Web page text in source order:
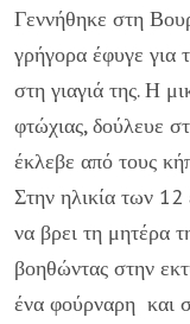
Γεννήθηκε στη
γρήγορα έφυγε για
στη γιαγιά της. Η
φτώχιας, δούλευε
έκλεβε από τους
Στην ηλικία των
να βρει τη μητέρα
βοηθώντας στην
ένα φούρναρη και